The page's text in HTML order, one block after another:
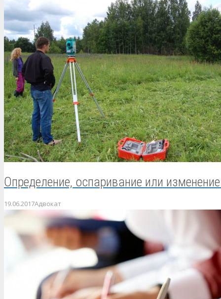
Определение, оспаривание или
19.06.2017Адвокат